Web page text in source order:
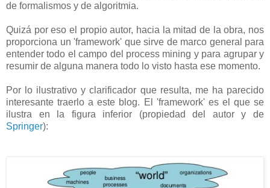
de formalismos y de algoritmia.
Quizá por eso el propio autor, hacia la mitad de la obra, nos
proporciona un 'framework' que sirve de marco general para
entender todo el campo del process mining y para agrupar y
resumir de alguna manera todo lo visto hasta ese momento.
Por lo ilustrativo y clarificador que resulta, me ha parecido
interesante traerlo a este blog. El 'framework' es el que se
ilustra en la figura inferior (propiedad del autor y de
Springer):